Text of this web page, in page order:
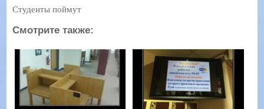
Студенты поймут
Смотрите также: